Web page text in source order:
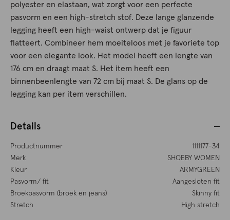
polyester en elastaan, wat zorgt voor een perfecte
pasvorm en een high-stretch stof. Deze lange glanzende
legging heeft een high-waist ontwerp dat je figuur
flatteert. Combineer hem moeiteloos met je favoriete top
voor een elegante look. Het model heeft een lengte van
176 cm en draagt maat S. Het item heeft een
binnenbeenlengte van 72 cm bij maat S. De glans op de
legging kan per item verschillen.
Details
Productnummer
1111177-34
Merk
SHOEBY WOMEN
Kleur
ARMYGREEN
Pasvorm/ fit
Aangesloten fit
Broekpasvorm (broek en jeans)
Skinny fit
Stretch
High stretch